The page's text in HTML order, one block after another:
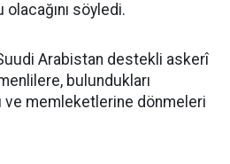
söyledi.
Arabistan destekli askerî
bulundukları
ve memleketlerine dönmeleri